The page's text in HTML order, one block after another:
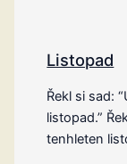
Listopad
Řekl si sad:
listopad.”
tenhleten